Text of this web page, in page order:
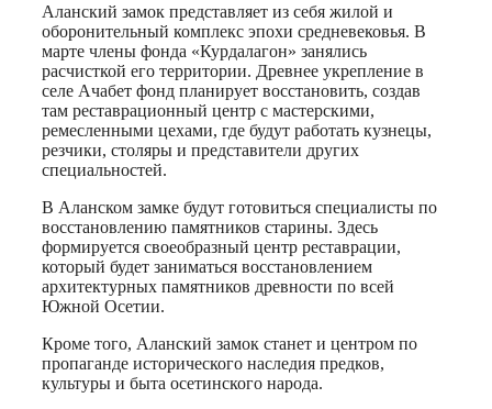
Аланский замок представляет из себя жилой и
оборонительный комплекс эпохи средневековья. В
марте члены фонда «Курдалагон» занялись
расчисткой его территории. Древнее укрепление в
селе Ачабет фонд планирует восстановить, создав
там реставрационный центр с мастерскими,
ремесленными цехами, где будут работать кузнецы,
резчики, столяры и представители других
специальностей.
В Аланском замке будут готовиться специалисты по
восстановлению памятников старины. Здесь
формируется своеобразный центр реставрации,
который будет заниматься восстановлением
архитектурных памятников древности по всей
Южной Осетии.
Кроме того, Аланский замок станет и центром по
пропаганде исторического наследия предков,
культуры и быта осетинского народа.